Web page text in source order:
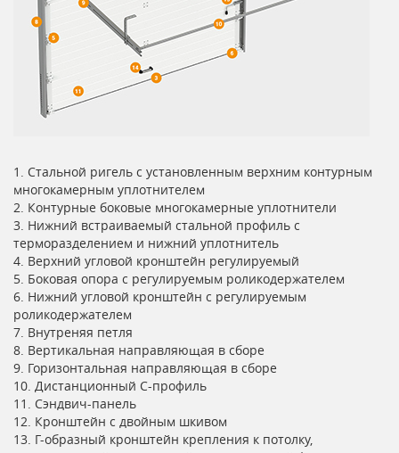
1. Стальной ригель с установленным верхним контурным
многокамерным уплотнителем
2. Контурные боковые многокамерные уплотнители
3. Нижний встраиваемый стальной профиль с
терморазделением и нижний уплотнитель
4. Верхний угловой кронштейн регулируемый
5. Боковая опора с регулируемым роликодержателем
6. Нижний угловой кронштейн с регулируемым
роликодержателем
7. Внутреняя петля
8. Вертикальная направляющая в сборе
9. Горизонтальная направляющая в сборе
10. Дистанционный С-профиль
11. Сэндвич-панель
12. Кронштейн с двойным шкивом
13. Г-образный кронштейн крепления к потолку,